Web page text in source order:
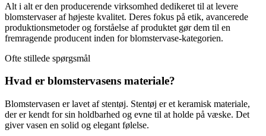
Alt i alt er den producerende virksomhed dedikeret til at levere
blomstervaser af højeste kvalitet. Deres fokus på etik, avancerede
produktionsmetoder og forståelse af produktet gør dem til en
fremragende producent inden for blomstervase-kategorien.
Ofte stillede spørgsmål
Hvad er blomstervasens materiale?
Blomstervasen er lavet af stentøj. Stentøj er et keramisk materiale,
der er kendt for sin holdbarhed og evne til at holde på væske. Det
giver vasen en solid og elegant følelse.